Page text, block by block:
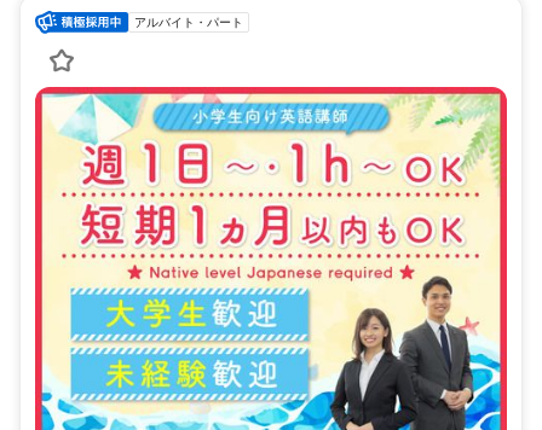
アルバイト・パート